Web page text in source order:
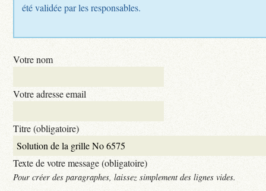
été validée par les responsables.
Votre nom
Votre adresse email
Titre (obligatoire)
Texte de votre message (obligatoire)
Pour créer des paragraphes, laissez simplement des lignes vides.